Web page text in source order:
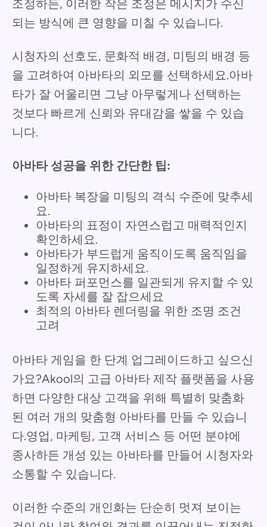
조정하든, 이러한 작은 조정은 메시지가 수신
되는 방식에 큰 영향을 미칠 수 있습니다.
시청자의 선호도, 문화적 배경, 미팅의 배경 등
을 고려하여 아바타의 외모를 선택하세요.아바
타가 잘 어울리면 그냥 아무렇게나 선택하는
것보다 빠르게 신뢰와 유대감을 쌓을 수 있습
니다.
아바타 성공을 위한 간단한 팁:
아바타 복장을 미팅의 격식 수준에 맞추세
요.
아바타의 표정이 자연스럽고 매력적인지
확인하세요.
아바타가 부드럽게 움직이도록 움직임을
일정하게 유지하세요.
아바타 퍼포먼스를 일관되게 유지할 수 있
도록 자세를 잘 잡으세요
최적의 아바타 렌더링을 위한 조명 조건
고려
아바타 게임을 한 단계 업그레이드하고 싶으신
가요?Akool의 고급 아바타 제작 플랫폼을 사용
하면 다양한 대상 고객을 위해 특별히 맞춤화
된 여러 개의 맞춤형 아바타를 만들 수 있습니
다.영업, 마케팅, 고객 서비스 등 어떤 분야에
종사하든 개성 있는 아바타를 만들어 시청자와
소통할 수 있습니다.
이러한 수준의 개인화는 단순히 멋져 보이는